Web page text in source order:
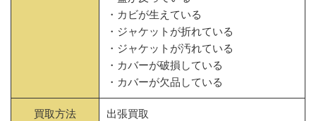
・カビが生えている
・ジャケットが折れている
・ジャケットが汚れている
・カバーが破損している
・カバーが欠品している
買取方法 出張買取